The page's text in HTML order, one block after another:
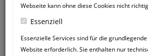
Webseite kann ohne diese Cookies nicht
Essenziell
Essenzielle Services sind für die
Website erforderlich. Sie enthalten nur
Angemeldet bleiben